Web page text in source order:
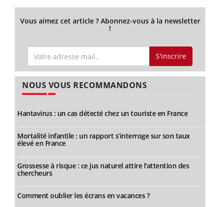
Vous aimez cet article ? Abonnez-vous à la newsletter
!
S'inscrire
NOUS VOUS RECOMMANDONS
Hantavirus : un cas détecté chez un touriste en France
Mortalité infantile : un rapport s’interroge sur son taux
élevé en France
Grossesse à risque : ce jus naturel attire l'attention des
chercheurs
Comment oublier les écrans en vacances ?